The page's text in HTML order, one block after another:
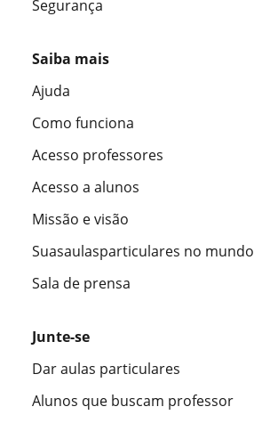
Segurança
Saiba mais
Ajuda
Como funciona
Acesso professores
Acesso a alunos
Missão e visão
Suasaulasparticulares no mundo
Sala de prensa
Junte-se
Dar aulas particulares
Alunos que buscam professor